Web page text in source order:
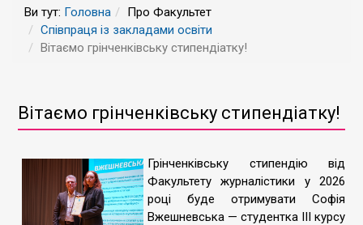
Ви тут: Головна
Про Факультет
Співпраця із закладами освіти
Вітаємо грінченківську стипендіатку!
Вітаємо грінченківську стипендіатку!
Грінченківську стипендію від
Факультету журналістики у 2026
році буде отримувати Софія
Вжешневська — студентка ІІІ курсу